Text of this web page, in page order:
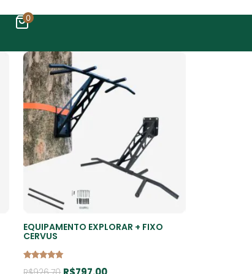
0
EQUIPAMENTO EXPLORAR + FIXO
CERVUS